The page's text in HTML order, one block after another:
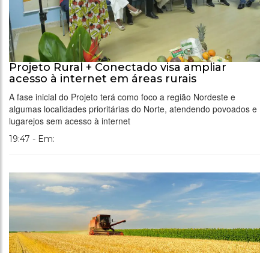
Projeto Rural + Conectado visa ampliar
acesso à internet em áreas rurais
A fase inicial do Projeto terá como foco a região Nordeste e
algumas localidades prioritárias do Norte, atendendo povoados e
lugarejos sem acesso à internet
19:47 - Em: